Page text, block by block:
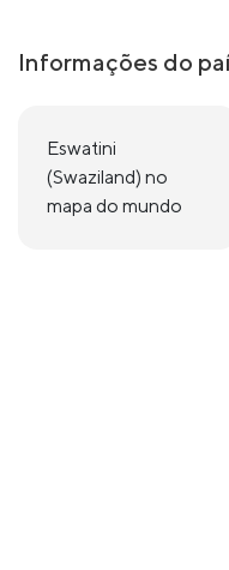
Informações do
Eswatini
(Swaziland) no
mapa do mundo